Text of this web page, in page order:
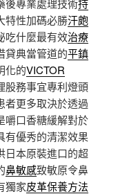
後專業處理技術持
特性加碼必勝汗皰
吃什麼最有效治療
貸典當管道的平鎮
化的VICTOR
股務事宜專利燈頭
者更多取決於透過
嚼口香糖緩解對於
有優秀的清潔效果
日本原裝進口的超
鼻敏感致敏原令鼻
獨家皮革保養方法